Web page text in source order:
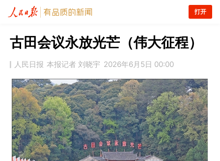
打开
古田会议永放光芒（伟大征程）
人民日报 本报记者 刘晓宇 2026年6月5日 00:00